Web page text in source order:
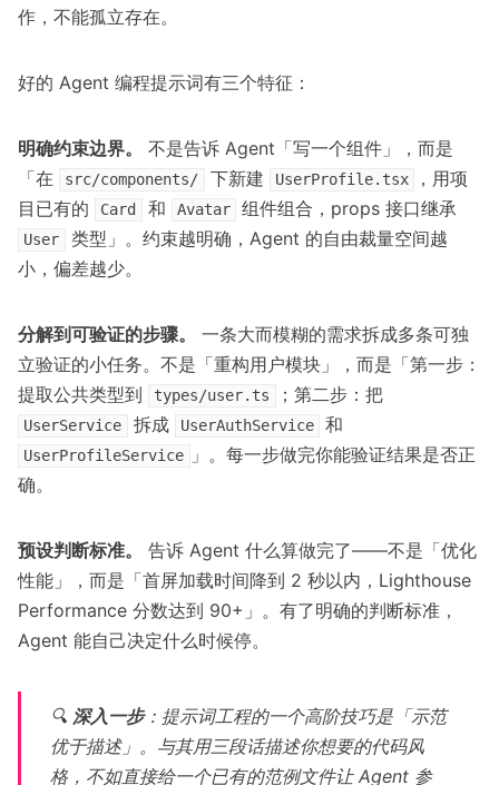
作，不能孤立存在。
好的 Agent 编程提示词有三个特征：
明确约束边界。
不是告诉 Agent「写一个组件」，而是
「在
src/components/ 下新建 UserProfile.tsx
，用项
目已有的
Card 和 Avatar 组件组合，props 接口继承
User
类型」。约束越明确，Agent 的自由裁量空间越
小，偏差越少。
分解到可验证的步骤。
一条大而模糊的需求拆成多条可独
立验证的小任务。不是「重构用户模块」，而是「第一步：
提取公共类型到
types/user.ts ；第二步：把
UserService 拆成 UserAuthService 和
UserProfileService
」。每一步做完你能验证结果是否正
确。
预设判断标准。
告诉 Agent 什么算做完了——不是「优化
性能」，而是「首屏加载时间降到 2 秒以内，Lighthouse
Performance 分数达到 90+」。有了明确的判断标准，
Agent 能自己决定什么时候停。
🔍 深入一步：提示词工程的一个高阶技巧是「示范
优于描述」。与其用三段话描述你想要的代码风
格，不如直接给一个已有的范例文件让 Agent 参